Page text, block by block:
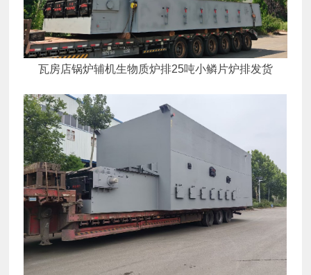
瓦房店锅炉辅机生物质炉排25吨小鳞片炉排发货